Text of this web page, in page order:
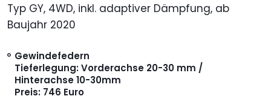
Typ GY, 4WD, inkl. adaptiver Dämpfung, ab
Baujahr 2020
Gewindefedern
Tieferlegung: Vorderachse 20-30 mm /
Hinterachse 10-30mm
Preis: 746 Euro